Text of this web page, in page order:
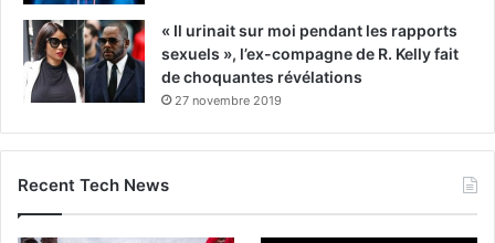
« Il urinait sur moi pendant les rapports
sexuels », l’ex-compagne de R. Kelly fait
de choquantes révélations
27 novembre 2019
Recent Tech News